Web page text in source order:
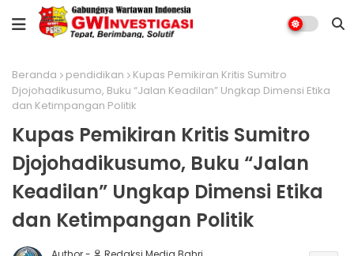
Beranda pendidikan
Kupas Pemikiran Kritis Sumitro
Djojohadikusumo, Buku “Jalan Keadilan” Ungkap Dimensi Etika
dan Ketimpangan Politik
Kupas Pemikiran Kritis Sumitro
Djojohadikusumo, Buku “Jalan
Keadilan” Ungkap Dimensi Etika
dan Ketimpangan Politik